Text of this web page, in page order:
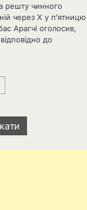
решту чинного
через X у п’ятницю
Арагчі оголосив,
до